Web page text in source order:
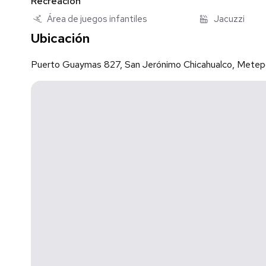
Agenda tu visita y descubre por qué cada vez más
TU ESPACIO, NUESTRA PASIÓN...
Área de juegos infantiles Jacuzzi
Ubicación
Puerto Guaymas 827, San Jerónimo Chicahualco,